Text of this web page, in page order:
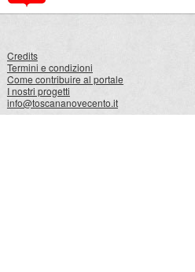
Credits
Termini e condizioni
Come contribuire al portale
I nostri progetti
info@toscananovecento.it